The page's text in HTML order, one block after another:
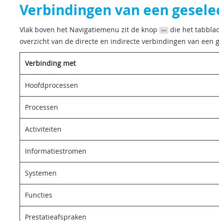
Verbindingen van een
Vlak boven het Navigatiemenu zit de knop
die het
overzicht van de directe en indirecte verbindingen van een
Verbinding met
Hoofdprocessen
Processen
Activiteiten
Informatiestromen
Systemen
Functies
Prestatieafspraken